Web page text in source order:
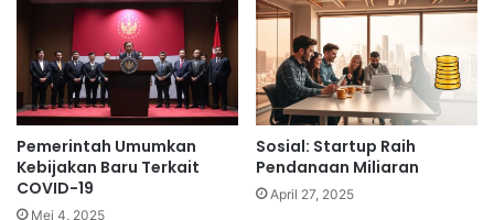
Pemerintah Umumkan
Kebijakan Baru Terkait
COVID-19
Mei 4, 2025
Sosial: Startup Raih
Pendanaan Miliaran
April 27, 2025